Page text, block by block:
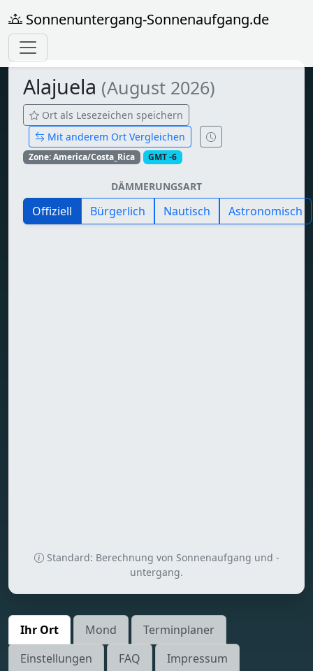
Sonnenuntergang-Sonnenaufgang.de
Alajuela (August 2026)
Ort als Lesezeichen speichern
Mit anderem Ort Vergleichen
Zone: America/Costa_Rica GMT -6
DÄMMERUNGSART
Offiziell Bürgerlich Nautisch Astronomisch
Standard: Berechnung von Sonnenaufgang und -
untergang.
Ihr Ort Mond
Terminplaner
Einstellungen
FAQ Impressum